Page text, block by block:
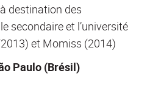
destination des
secondaire et l’université
et Momiss (2014)
Paulo (Brésil)